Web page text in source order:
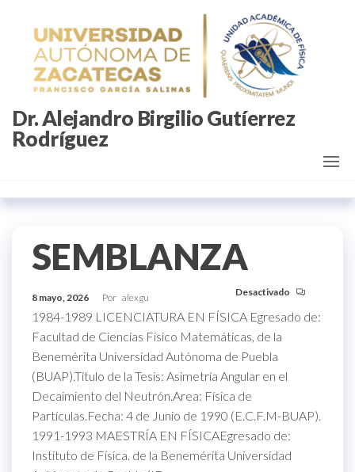
contenido
Dr. Alejandro Birgilio Gutíerrez
Rodríguez
SEMBLANZA
8 mayo, 2026 Por alexgu Desactivado
1984-1989 LICENCIATURA EN FÍSICA Egresado de:
Facultad de Ciencias Físico Matemáticas, de la
Benemérita Universidad Autónoma de Puebla
(BUAP).Título de la Tesis: Asimetría Angular en el
Decaimiento del Neutrón.Area: Física de
Partículas.Fecha: 4 de Junio de 1990 (E.C.F.M-BUAP).
1991-1993 MAESTRÍA EN FÍSICAEgresado de:
Instituto de Física. de la Benemérita Universidad